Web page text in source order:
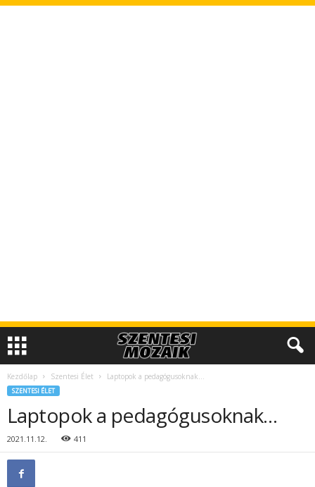
Kezdőlap Szentesi Élet Laptopok a pedagógusoknak…
SZENTESI ÉLET
Laptopok a pedagógusoknak…
2021.11.12. 411